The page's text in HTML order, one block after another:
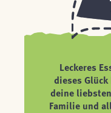
Leckeres
dieses
deine
Familie und